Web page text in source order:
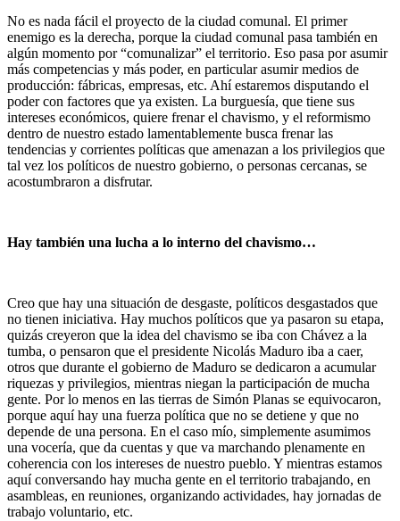
No es nada fácil el proyecto de la ciudad comunal. El primer
enemigo es la derecha, porque la ciudad comunal pasa también en
algún momento por “comunalizar” el territorio. Eso pasa por asumir
más competencias y más poder, en particular asumir medios de
producción: fábricas, empresas, etc. Ahí estaremos disputando el
poder con factores que ya existen. La burguesía, que tiene sus
intereses económicos, quiere frenar el chavismo, y el reformismo
dentro de nuestro estado lamentablemente busca frenar las
tendencias y corrientes políticas que amenazan a los privilegios que
tal vez los políticos de nuestro gobierno, o personas cercanas, se
acostumbraron a disfrutar.
Hay también una lucha a lo interno del chavismo…
Creo que hay una situación de desgaste, políticos desgastados que
no tienen iniciativa. Hay muchos políticos que ya pasaron su etapa,
quizás creyeron que la idea del chavismo se iba con Chávez a la
tumba, o pensaron que el presidente Nicolás Maduro iba a caer,
otros que durante el gobierno de Maduro se dedicaron a acumular
riquezas y privilegios, mientras niegan la participación de mucha
gente. Por lo menos en las tierras de Simón Planas se equivocaron,
porque aquí hay una fuerza política que no se detiene y que no
depende de una persona. En el caso mío, simplemente asumimos
una vocería, que da cuentas y que va marchando plenamente en
coherencia con los intereses de nuestro pueblo. Y mientras estamos
aquí conversando hay mucha gente en el territorio trabajando, en
asambleas, en reuniones, organizando actividades, hay jornadas de
trabajo voluntario, etc.